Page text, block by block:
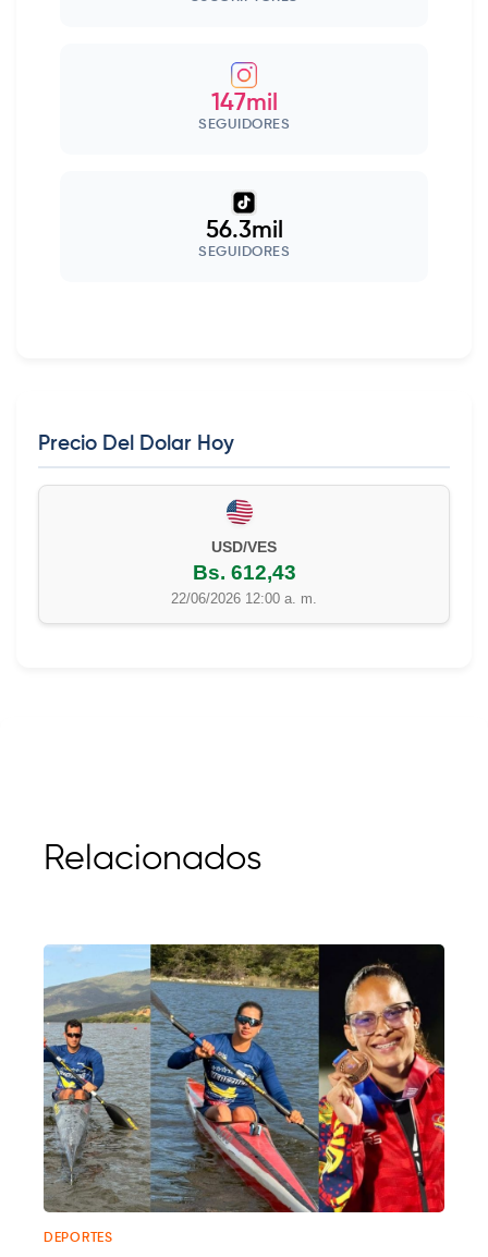
147mil
SEGUIDORES
56.3mil
SEGUIDORES
Precio Del Dolar Hoy
EUR/VES
Bs. 702,42
22/06/2026 12:00 a. m.
Relacionados
DEPORTES